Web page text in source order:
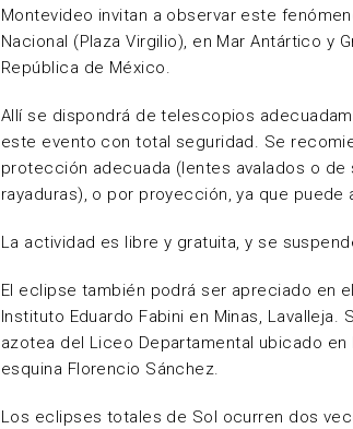
Montevideo invitan a observar este
Nacional (Plaza Virgilio), en Mar Antártico y
República de México.
Allí se dispondrá de telescopios
este evento con total seguridad. Se
protección adecuada (lentes avalados o de
rayaduras), o por proyección, ya que puede
La actividad es libre y gratuita, y se
El eclipse también podrá ser apreciado en
Instituto Eduardo Fabini en Minas, Lavalleja.
azotea del Liceo Departamental ubicado
esquina Florencio Sánchez.
Los eclipses totales de Sol ocurren dos